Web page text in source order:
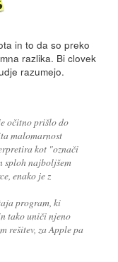
in to da so preko
razlika. Bi clovek
razumejo.
očitno prišlo do
malomarnost
kot "označi
sploh najboljšem
enako je z
program, ki
tako uniči njeno
rešitev, za Apple pa